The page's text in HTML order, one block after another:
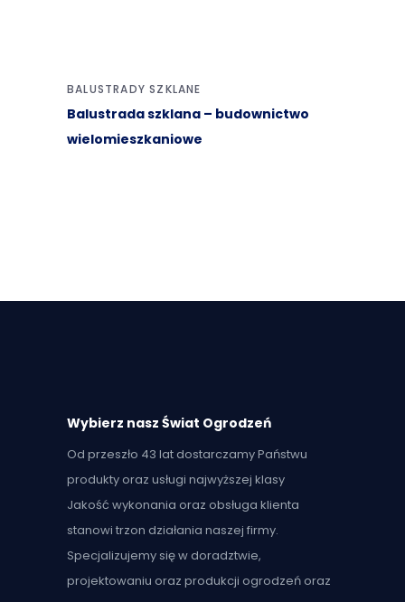
BALUSTRADY SZKLANE
Balustrada szklana – budownictwo
wielomieszkaniowe
Wybierz nasz Świat Ogrodzeń
Od przeszło 43 lat dostarczamy Państwu
produkty oraz usługi najwyższej klasy
Jakość wykonania oraz obsługa klienta
stanowi trzon działania naszej firmy.
Specjalizujemy się w doradztwie,
projektowaniu oraz produkcji ogrodzeń oraz